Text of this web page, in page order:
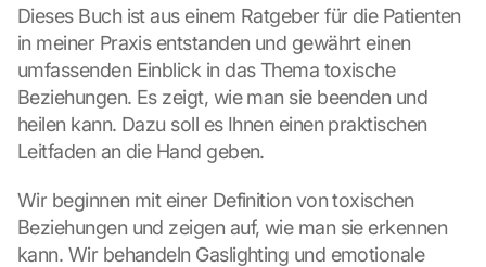
Dieses Buch ist aus einem Ratgeber für die Patienten
in meiner Praxis entstanden und gewährt einen
umfassenden Einblick in das Thema toxische
Beziehungen. Es zeigt, wie man sie beenden und
heilen kann. Dazu soll es Ihnen einen praktischen
Leitfaden an die Hand geben.
Wir beginnen mit einer Definition von toxischen
Beziehungen und zeigen auf, wie man sie erkennen
kann. Wir behandeln Gaslighting und emotionale
y
o
u
a
g
r
e
t
t